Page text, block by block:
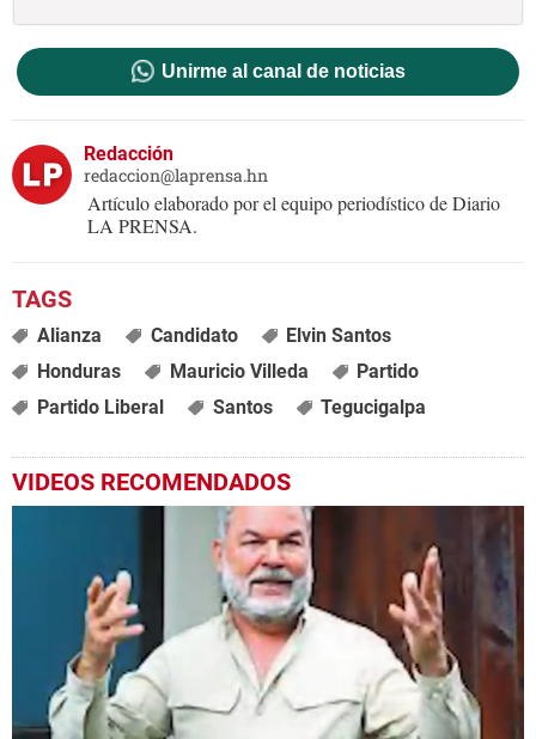
Unirme al canal de noticias
Redacción
redaccion@laprensa.hn
Artículo elaborado por el equipo periodístico de Diario
LA PRENSA.
Alianza Candidato
Elvin Santos
Honduras
Mauricio Villeda
Partido
Partido Liberal
Santos Tegucigalpa
VIDEOS RECOMENDADOS